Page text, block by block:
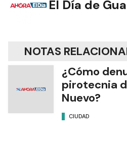
El Día de
NOTAS
¿Cómo
pirotecnia
Nuevo?
CIUDAD